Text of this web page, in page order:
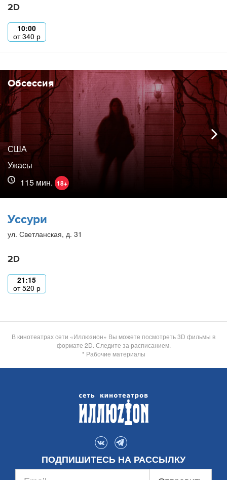
2D
10:00
от340 р
Обсессия
США
Ужасы
115 мин. 18+
Уссури
ул. Светланская, д. 31
2D
21:15
от520 р
В кинотеатрах сети «Иллюзион» Вы можете посмотреть 3D фильмы в
формате 2D. Следите за расписанием.
* Рабочие материалы
ПОДПИШИТЕСЬ НА РАССЫЛКУ